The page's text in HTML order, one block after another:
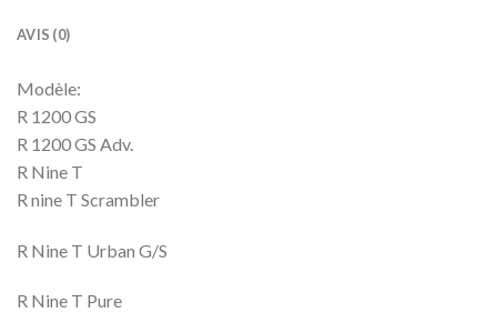
AVIS (0)
Modèle:
R 1200 GS
R 1200 GS Adv.
R Nine T
R nine T Scrambler
R Nine T Urban G/S
R Nine T Pure